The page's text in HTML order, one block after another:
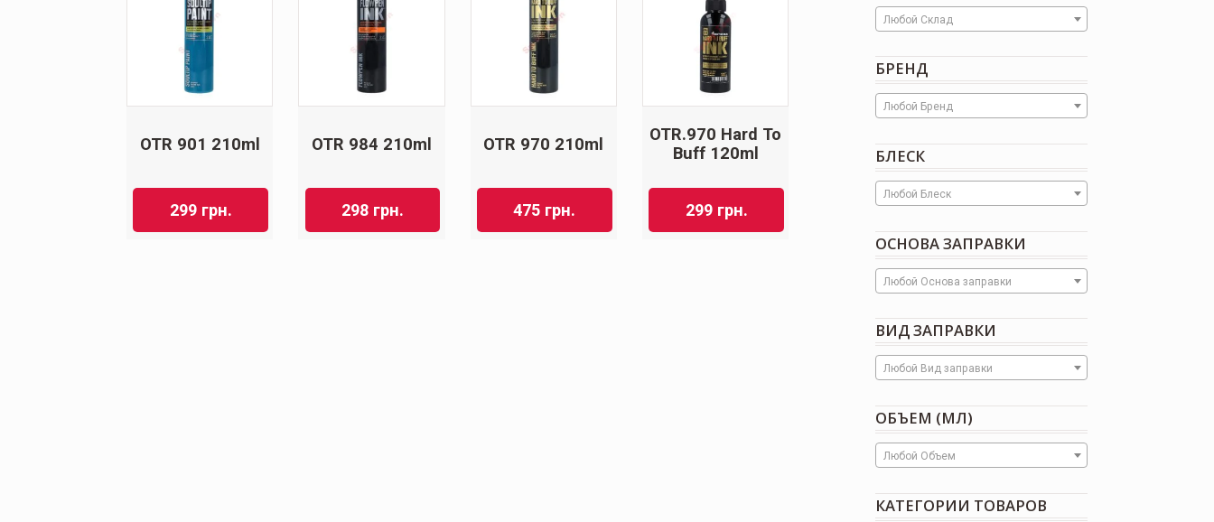
OTR 901 210ml
299 грн.
OTR 984 210ml
298 грн.
OTR 970 210ml
475 грн.
OTR.970 Hard To
Buff 120ml
299 грн.
Любой Склад
БРЕНД
Любой Бренд
БЛЕСК
Любой Блеск
ОСНОВА ЗАПРАВКИ
Любой Основа заправки
ВИД ЗАПРАВКИ
Любой Вид заправки
ОБЪЕМ (МЛ)
Любой Объем
КАТЕГОРИИ ТОВАРОВ